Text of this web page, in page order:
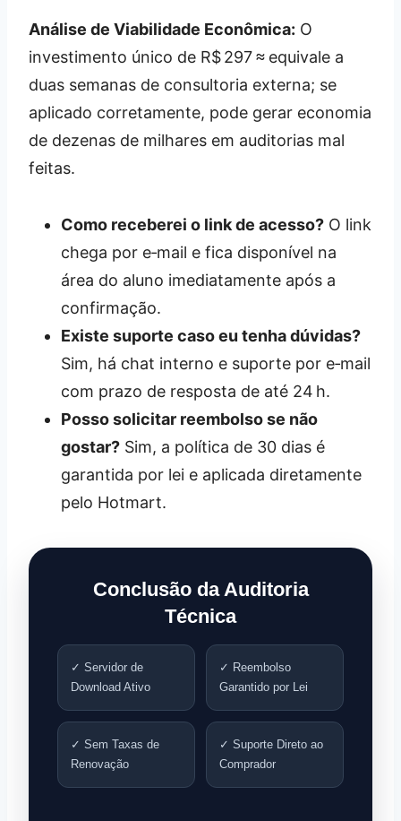
Análise de Viabilidade Econômica: O
investimento único de R$ 297 ≈ equivale a
duas semanas de consultoria externa; se
aplicado corretamente, pode gerar economia
de dezenas de milhares em auditorias mal
feitas.
Como receberei o link de acesso? O link
chega por e‑mail e fica disponível na
área do aluno imediatamente após a
confirmação.
Existe suporte caso eu tenha dúvidas?
Sim, há chat interno e suporte por e‑mail
com prazo de resposta de até 24 h.
Posso solicitar reembolso se não
gostar? Sim, a política de 30 dias é
garantida por lei e aplicada diretamente
pelo Hotmart.
Conclusão da Auditoria
Técnica
✓ Servidor de
Download Ativo
✓ Reembolso
Garantido por Lei
✓ Sem Taxas de
Renovação
✓ Suporte Direto ao
Comprador